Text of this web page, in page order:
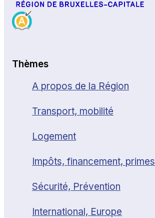
Thèmes
A propos de la Région
Transport, mobilité
Logement
Impôts, financement, primes
Sécurité, Prévention
International, Europe